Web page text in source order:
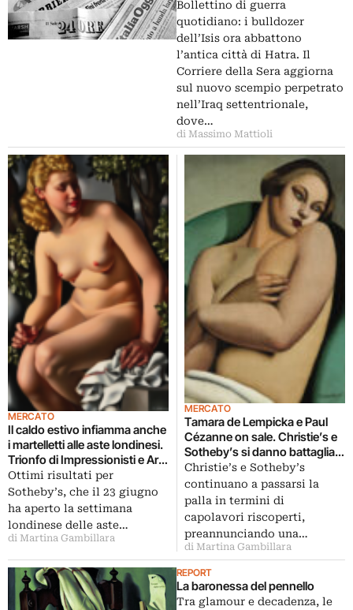
poi Colosseo sfregiato, Tamara
de Lempicka, Michelangelo
Bollettino di guerra
quotidiano: i bulldozer
dell’Isis ora abbattono
l’antica città di Hatra. Il
Corriere della Sera aggiorna
sul nuovo scempio perpetrato
nell’Iraq settentrionale,
dove…
di Massimo Mattioli
MERCATO
Il caldo estivo infiamma anche
i martelletti alle aste londinesi.
Trionfo di Impressionisti e Arte
Moderna da Sotheby’s e
Christie’s, che segna il record
all time per Kurt Schwitters
Ottimi risultati per
Sotheby’s, che il 23 giugno
ha aperto la settimana
londinese delle aste…
di Martina Gambillara
MERCATO
Tamara de Lempicka e Paul
Cézanne on sale. Christie’s e
Sotheby’s si danno battaglia a
colpi di capolavori. La
grandeur primaverile dei due
giganti del mercato
Christie’s e Sotheby’s
continuano a passarsi la
palla in termini di
capolavori riscoperti,
preannunciando una…
di Martina Gambillara
REPORT
La baronessa del pennello
Tra glamour e decadenza, le